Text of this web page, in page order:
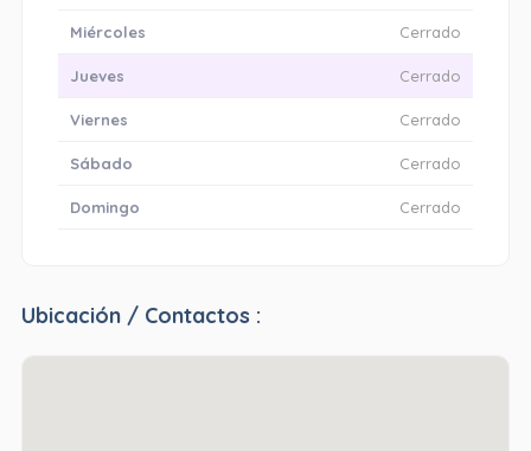
Miércoles Cerrado
Jueves Cerrado
Viernes Cerrado
Sábado Cerrado
Domingo Cerrado
Ubicación / Contactos :